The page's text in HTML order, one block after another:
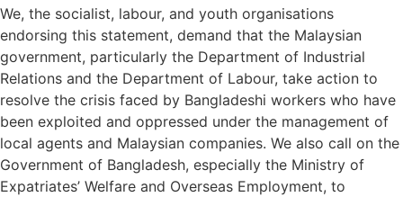
We, the socialist, labour, and youth organisations
endorsing this statement, demand that the Malaysian
government, particularly the Department of Industrial
Relations and the Department of Labour, take action to
resolve the crisis faced by Bangladeshi workers who have
been exploited and oppressed under the management of
local agents and Malaysian companies. We also call on the
Government of Bangladesh, especially the Ministry of
Expatriates’ Welfare and Overseas Employment, to